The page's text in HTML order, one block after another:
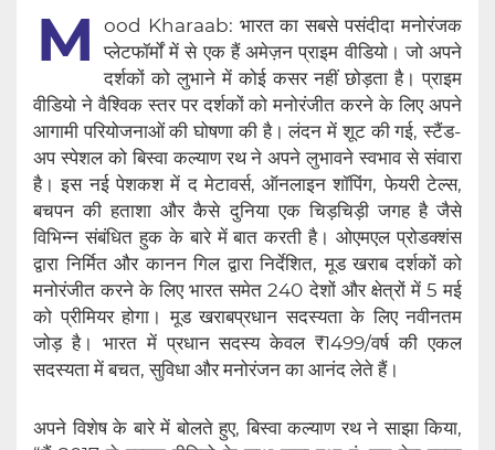
M
ood Kharaab: भारत का सबसे पसंदीदा मनोरंजक
प्लेटफॉर्मों में से एक हैं अमेज़न प्राइम वीडियो। जो अपने
दर्शकों को लुभाने में कोई कसर नहीं छोड़ता है। प्राइम
वीडियो ने वैश्विक स्तर पर दर्शकों को मनोरंजीत करने के लिए अपने
आगामी परियोजनाओं की घोषणा की है। लंदन में शूट की गई, स्टैंड-
अप स्पेशल को बिस्वा कल्याण रथ ने अपने लुभावने स्वभाव से संवारा
है। इस नई पेशकश में द मेटावर्स, ऑनलाइन शॉपिंग, फेयरी टेल्स,
बचपन की हताशा और कैसे दुनिया एक चिड़चिड़ी जगह है जैसे
विभिन्न संबंधित हुक के बारे में बात करती है। ओएमएल प्रोडक्शंस
द्वारा निर्मित और कानन गिल द्वारा निर्देशित, मूड खराब दर्शकों को
मनोरंजीत करने के लिए भारत समेत 240 देशों और क्षेत्रों में 5 मई
को प्रीमियर होगा। मूड खराबप्रधान सदस्यता के लिए नवीनतम
जोड़ है। भारत में प्रधान सदस्य केवल ₹1499/वर्ष की एकल
सदस्यता में बचत, सुविधा और मनोरंजन का आनंद लेते हैं।
अपने विशेष के बारे में बोलते हुए, बिस्वा कल्याण रथ ने साझा किया,